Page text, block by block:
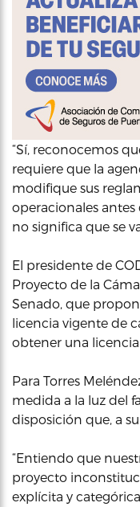
“Sí, reconocemos
requiere que la
modifique sus
operacionales antes
no significa que se
El presidente de
Proyecto de la
Senado, que
licencia vigente de
obtener una licencia
Para Torres
medida a la luz del
disposición que, a
“Entiendo que
proyecto
explícita y